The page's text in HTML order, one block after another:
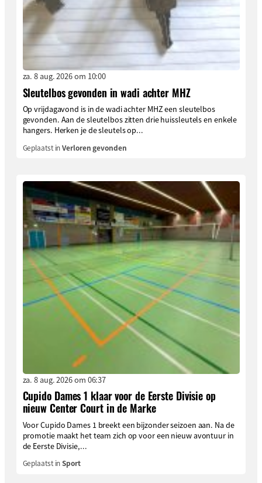
za. 8 aug. 2026 om 10:00
Sleutelbos gevonden in wadi achter MHZ
Op vrijdagavond is in de wadi achter MHZ een sleutelbos
gevonden. Aan de sleutelbos zitten drie huissleutels en enkele
hangers. Herken je de sleutels op...
Geplaatst inVerloren gevonden
za. 8 aug. 2026 om 06:37
Cupido Dames 1 klaar voor de Eerste Divisie op
nieuw Center Court in de Marke
Voor Cupido Dames 1 breekt een bijzonder seizoen aan. Na de
promotie maakt het team zich op voor een nieuw avontuur in
de Eerste Divisie,...
Geplaatst inSport